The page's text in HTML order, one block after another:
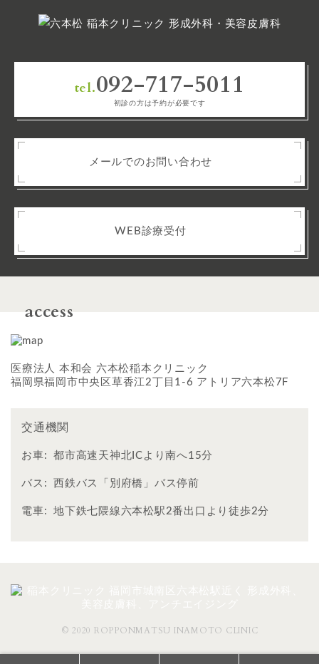
tel.092-717-5011
初診の方は予約が必要です
メールでのお問い合わせ
WEB診療受付
access
医療法人 本和会 六本松稲本クリニック
福岡県福岡市中央区草香江2丁目1-6 アトリア六本松7F
交通機関
お車: 都市高速天神北ICより南へ15分
バス: 西鉄バス「別府橋」バス停前
電車: 地下鉄七隈線六本松駅2番出口より徒歩2分
© 2020 ROPPONMATSU INAMOTO CLINIC